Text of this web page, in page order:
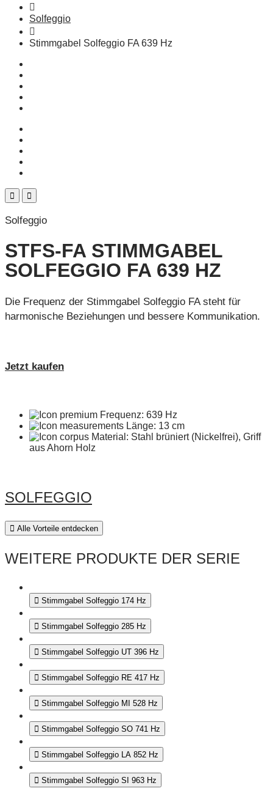
Solfeggio
Stimmgabel Solfeggio FA 639 Hz
Solfeggio
STFS-FA STIMMGABEL
SOLFEGGIO FA 639 HZ
Die Frequenz der Stimmgabel Solfeggio FA steht für
harmonische Beziehungen und bessere Kommunikation.
Jetzt kaufen
Frequenz: 639 Hz
Länge: 13 cm
Material: Stahl brüniert (Nickelfrei), Griff
aus Ahorn Holz
SOLFEGGIO
Alle Vorteile entdecken
WEITERE PRODUKTE DER SERIE
Stimmgabel Solfeggio 174 Hz
Stimmgabel Solfeggio 285 Hz
Stimmgabel Solfeggio UT 396 Hz
Stimmgabel Solfeggio RE 417 Hz
Stimmgabel Solfeggio MI 528 Hz
Stimmgabel Solfeggio SO 741 Hz
Stimmgabel Solfeggio LA 852 Hz
Stimmgabel Solfeggio SI 963 Hz